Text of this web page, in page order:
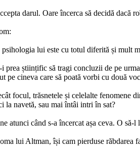
darul. Oare încerca să decidă dacă
lui este cu totul diferită și mult
științific să tragi concluzii de pe
pe cineva care să poată vorbi cu două
focul, trăsnetele și celelalte fenomene
la navetă, sau mai întâi intri în sat?
atunci când s-a încercat așa ceva. O
lui Altman, își cam pierduse răbdarea